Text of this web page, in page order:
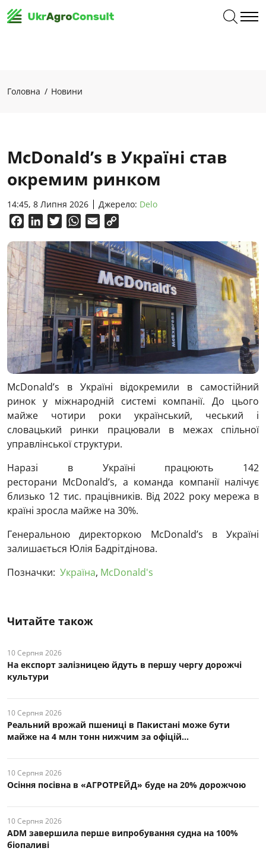
Головна Новини
McDonald’s в Україні став
окремим ринком
14:45, 8 Липня 2026 Джерело: Delo
FacebookLinkedInTwitterWhatsApp
Email
McDonald’s в Україні відокремили в самостійний
ринок у міжнародній системі компанії. До цього
майже чотири роки український, чеський і
словацький ринки працювали в межах спільної
управлінської структури.
Наразі в Україні працюють 142
ресторани McDonald’s, а команда компанії налічує
близько 12 тис. працівників. Від 2022 року мережа в
країні зросла майже на 30%.
Генеральною директоркою McDonald’s в Україні
залишається Юлія Бадрітдінова.
Позначки: Україна, McDonald's
Читайте також
10 Серпня 2026
На експорт залізницею йдуть в першу чергу дорожчі
культури
10 Серпня 2026
Реальний врожай пшениці в Пакистані може бути
майже на 4 млн тонн нижчим за офіцій...
10 Серпня 2026
Осіння посівна в «АГРОТРЕЙД» буде на 20% дорожчою
10 Серпня 2026
ADM завершила перше випробування судна на 100%
біопаливі